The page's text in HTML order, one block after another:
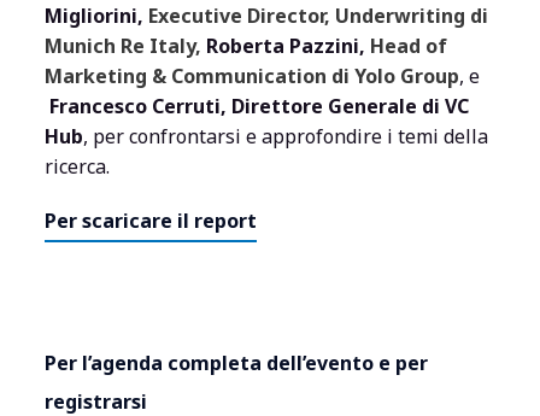
Migliorini, Executive Director, Underwriting di
Munich Re Italy, Roberta Pazzini, Head of
Marketing & Communication di Yolo Group, e
Francesco Cerruti, Direttore Generale di VC
Hub, per confrontarsi e approfondire i temi della
ricerca.
Per scaricare il report
Per l’agenda completa dell’evento e per
registrarsi